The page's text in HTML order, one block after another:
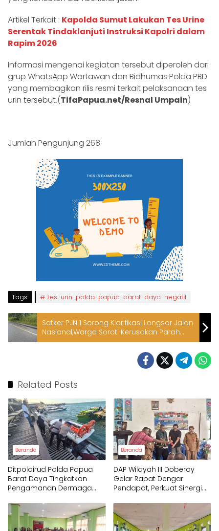
Artikel Terkait : Kapolda Sumut Lakukan Tes Urine
Serentak Tindaklanjuti Instruksi Kapolri dalam
Rapim 2026
Informasi mengenai kegiatan tersebut diperoleh dari
grup WhatsApp Wartawan dan Bidhumas Polda PBD
yang membagikan rilis resmi terkait pelaksanaan tes
urin tersebut.(TifaPapua.net/Resnal Umpain)
Jumlah Pengunjung 268
Tags: tes-urin-polda-papua-barat-daya-negatif
Satker PJN 1 Sorong Klarifikasi Longsor Jalan
Nasional,Warga Soroti Kerusakan Parah
dan Minim Rambu di Kilo 41 Kampung Key
Related Posts
Beranda
Ditpolairud Polda Papua
Barat Daya Tingkatkan
Pengamanan Dermaga
Beranda
DAP Wilayah III Doberay
Gelar Rapat Dengar
Pendapat, Perkuat Sinergi
Masyarakat Adat
Mengawal Pembangunan
Papua Barat Daya